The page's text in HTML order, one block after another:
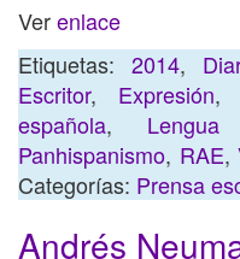
Verenlace
Etiquetas: 2014,
Escritor, Expresión,
española,
Panhispanismo, RAE,
Categorías: Prensa
Andrés